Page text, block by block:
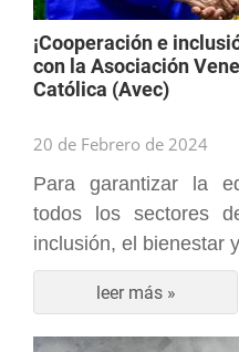
¡Cooperación e
con la Asociación
Católica (Avec)
20 de Febrero de 2024
Para garantizar la
todos los sectores
inclusión, el bienestar
leer más »